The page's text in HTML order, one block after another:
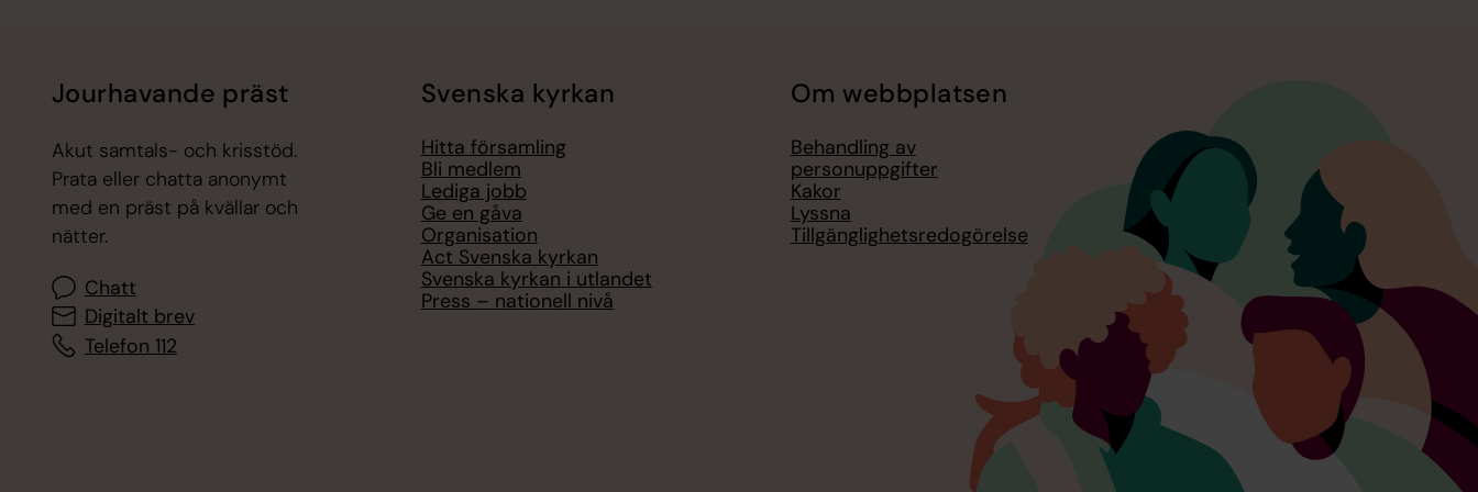
Jourhavande präst
Akut samtals- och krisstöd.
Prata eller chatta anonymt
med en präst på kvällar och
nätter.
Chatt
Digitalt brev
Telefon 112
Svenska kyrkan
Hitta församling
Bli medlem
Lediga jobb
Ge en gåva
Organisation
Act Svenska kyrkan
Svenska kyrkan i utlandet
Press – nationell nivå
Om webbplatsen
Behandling av
personuppgifter
Kakor
Lyssna
Tillgänglighetsredogörelse